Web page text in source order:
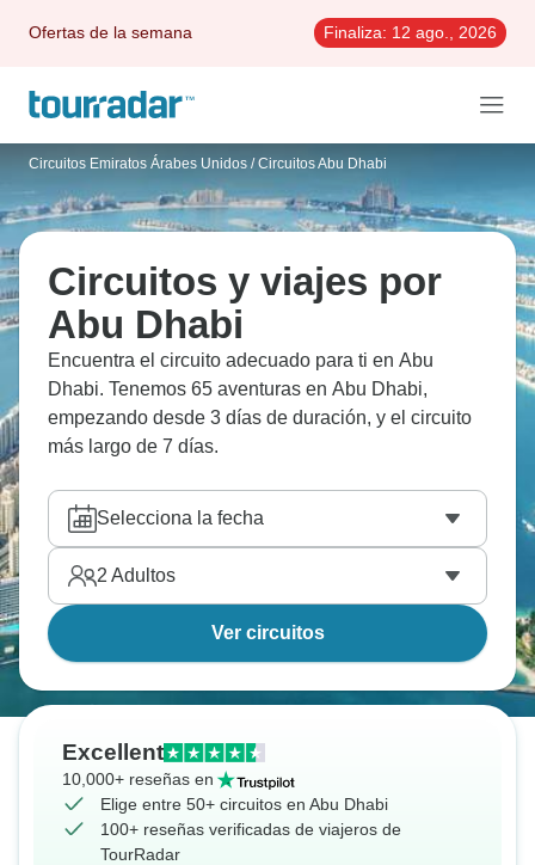
Ofertas de la semana Finaliza: 12 ago., 2026
Circuitos Emiratos Árabes Unidos / Circuitos Abu Dhabi
Circuitos y viajes por
Abu Dhabi
Encuentra el circuito adecuado para ti en Abu
Dhabi. Tenemos 65 aventuras en Abu Dhabi,
empezando desde 3 días de duración, y el circuito
más largo de 7 días.
Selecciona la fecha
2 Adultos
Ver circuitos
Excellent
10,000+ reseñas en
Elige entre 50+ circuitos en Abu Dhabi
100+ reseñas verificadas de viajeros de
TourRadar